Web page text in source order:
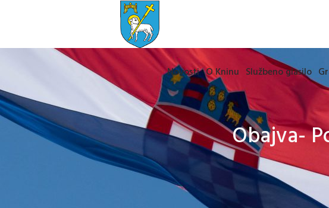
Novosti O Kninu Službeno glasilo
Obajva-